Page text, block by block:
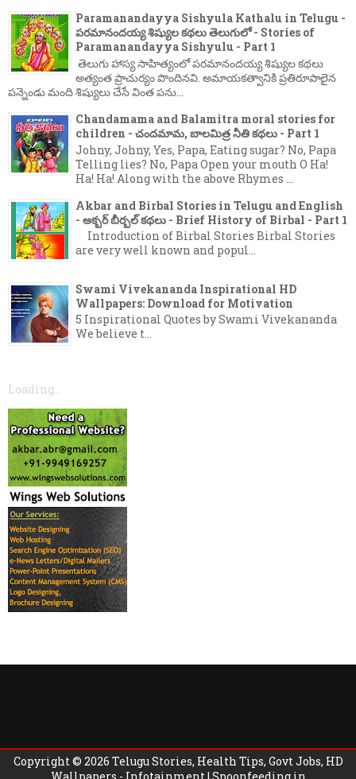
Paramanandayya Sishyula Kathalu in Telugu -
పరమానందయ్య శిష్యుల కథలు తెలుగులో - Stories of
Paramanandayya Sishyulu - Part 1
తెలుగు హాస్య సాహిత్యంలో పరమానందయ్య శిష్యుల కథలు
అత్యంత ప్రాచుర్యం పొందినవి. అమాయకత్వానికి ప్రతిరూపాలైన
పన్నెండు మంది శిష్యులు చేసే వింత పను...
Chandamama and Balamitra moral stories for
children - చందమామ, బాలమిత్ర నీతి కథలు - Part 1
Johny, Johny, Yes, Papa, Eating sugar? No, Papa
Telling lies? No, Papa Open your mouth O Ha!
Ha! Ha! Along with the above Rhymes ...
Akbar and Birbal Stories in Telugu and English
- అక్బర్ బీర్బల్ కథలు - Brief History of Birbal - Part 1
Introduction of Birbal Stories Birbal Stories
are very well known and popul...
Swami Vivekananda Inspirational HD
Wallpapers: Download for Motivation
5 Inspirational Quotes by Swami Vivekananda
We believe t...
Loading...
Copyright © 2026 Telugu Stories, Health Tips, Govt Jobs, HD
Wallpapers - Infotainment | Spoonfeeding.in